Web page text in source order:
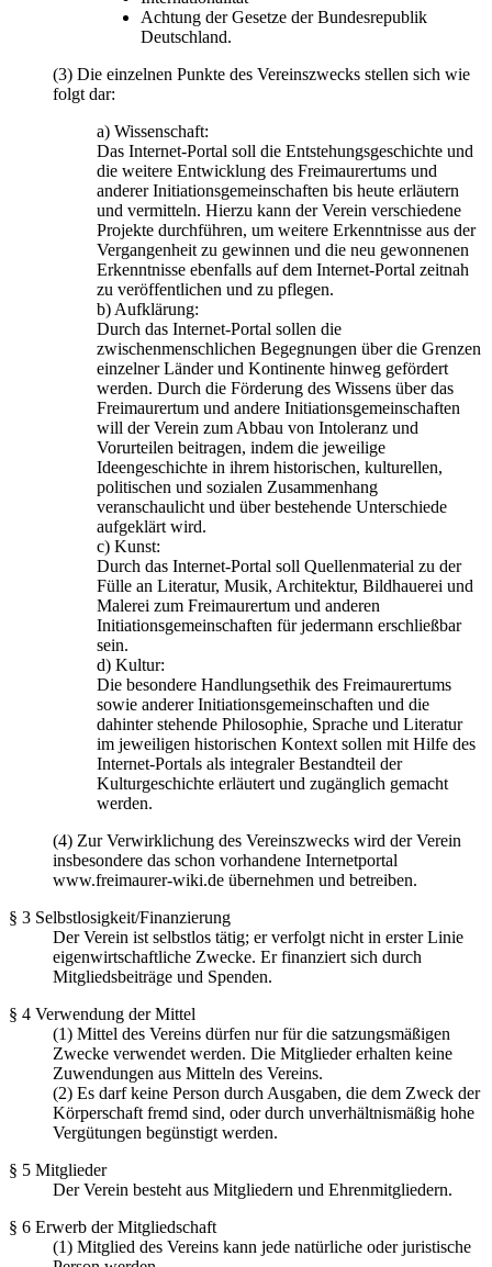
Achtung der Gesetze der Bundesrepublik
Deutschland.
(3) Die einzelnen Punkte des Vereinszwecks stellen sich wie
folgt dar:
a) Wissenschaft:
Das Internet-Portal soll die Entstehungsgeschichte und
die weitere Entwicklung des Freimaurertums und
anderer Initiationsgemeinschaften bis heute erläutern
und vermitteln. Hierzu kann der Verein verschiedene
Projekte durchführen, um weitere Erkenntnisse aus der
Vergangenheit zu gewinnen und die neu gewonnenen
Erkenntnisse ebenfalls auf dem Internet-Portal zeitnah
zu veröffentlichen und zu pflegen.
b) Aufklärung:
Durch das Internet-Portal sollen die
zwischenmenschlichen Begegnungen über die Grenzen
einzelner Länder und Kontinente hinweg gefördert
werden. Durch die Förderung des Wissens über das
Freimaurertum und andere Initiationsgemeinschaften
will der Verein zum Abbau von Intoleranz und
Vorurteilen beitragen, indem die jeweilige
Ideengeschichte in ihrem historischen, kulturellen,
politischen und sozialen Zusammenhang
veranschaulicht und über bestehende Unterschiede
aufgeklärt wird.
c) Kunst:
Durch das Internet-Portal soll Quellenmaterial zu der
Fülle an Literatur, Musik, Architektur, Bildhauerei und
Malerei zum Freimaurertum und anderen
Initiationsgemeinschaften für jedermann erschließbar
sein.
d) Kultur:
Die besondere Handlungsethik des Freimaurertums
sowie anderer Initiationsgemeinschaften und die
dahinter stehende Philosophie, Sprache und Literatur
im jeweiligen historischen Kontext sollen mit Hilfe des
Internet-Portals als integraler Bestandteil der
Kulturgeschichte erläutert und zugänglich gemacht
werden.
(4) Zur Verwirklichung des Vereinszwecks wird der Verein
insbesondere das schon vorhandene Internetportal
www.freimaurer-wiki.de übernehmen und betreiben.
§ 3 Selbstlosigkeit/Finanzierung
Der Verein ist selbstlos tätig; er verfolgt nicht in erster Linie
eigenwirtschaftliche Zwecke. Er finanziert sich durch
Mitgliedsbeiträge und Spenden.
§ 4 Verwendung der Mittel
(1) Mittel des Vereins dürfen nur für die satzungsmäßigen
Zwecke verwendet werden. Die Mitglieder erhalten keine
Zuwendungen aus Mitteln des Vereins.
(2) Es darf keine Person durch Ausgaben, die dem Zweck der
Körperschaft fremd sind, oder durch unverhältnismäßig hohe
Vergütungen begünstigt werden.
§ 5 Mitglieder
Der Verein besteht aus Mitgliedern und Ehrenmitgliedern.
§ 6 Erwerb der Mitgliedschaft
(1) Mitglied des Vereins kann jede natürliche oder juristische